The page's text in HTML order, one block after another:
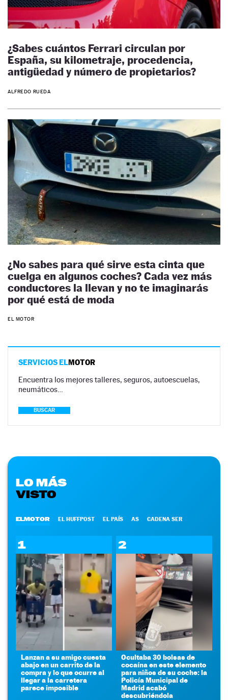
¿Sabes cuántos Ferrari circulan por
España, su kilometraje, procedencia,
antigüedad y número de propietarios?
ALFREDO RUEDA
¿No sabes para qué sirve esta cinta que
cuelga en algunos coches? Cada vez más
conductores la llevan y no te imaginarás
por qué está de moda
EL MOTOR
SERVICIOS ELMOTOR
Encuentra los mejores talleres, seguros, autoescuelas,
neumáticos…
BUSCAR
LO MÁS
VISTO
ELMOTOR EL HUFFPOST EL PAÍS AS CADENA SER
1
Lanzan a su amigo cuesta
abajo en un carrito de la
compra y lo que ocurre al
llegar a la carretera
parece imposible
2
Ocultaba 30 bolsas de
cocaína en este elemento
para niños de su coche: la
Policía Municipal de
Madrid acabó
descubriéndola